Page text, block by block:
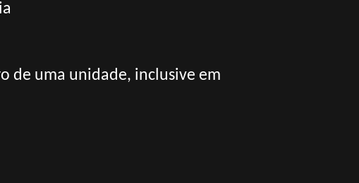
de uma unidade, inclusive em